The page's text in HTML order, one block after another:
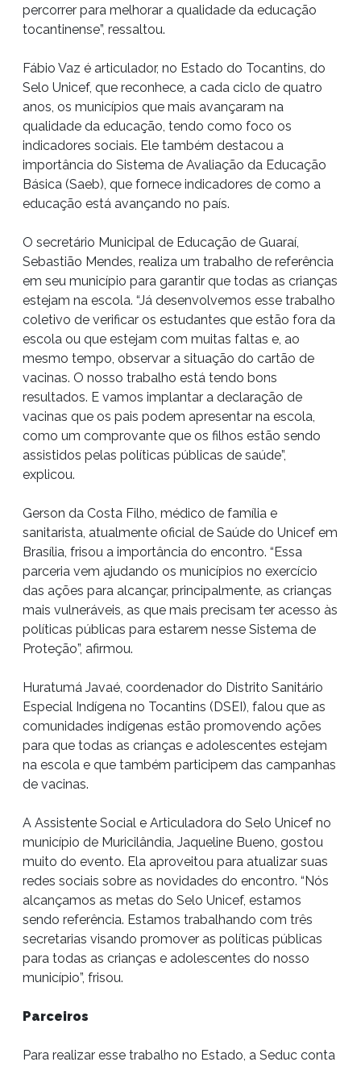
percorrer para melhorar a qualidade da educação
tocantinense”, ressaltou.
Fábio Vaz é articulador, no Estado do Tocantins, do
Selo Unicef, que reconhece, a cada ciclo de quatro
anos, os municípios que mais avançaram na
qualidade da educação, tendo como foco os
indicadores sociais. Ele também destacou a
importância do Sistema de Avaliação da Educação
Básica (Saeb), que fornece indicadores de como a
educação está avançando no país.
O secretário Municipal de Educação de Guaraí,
Sebastião Mendes, realiza um trabalho de referência
em seu município para garantir que todas as crianças
estejam na escola. “Já desenvolvemos esse trabalho
coletivo de verificar os estudantes que estão fora da
escola ou que estejam com muitas faltas e, ao
mesmo tempo, observar a situação do cartão de
vacinas. O nosso trabalho está tendo bons
resultados. E vamos implantar a declaração de
vacinas que os pais podem apresentar na escola,
como um comprovante que os filhos estão sendo
assistidos pelas políticas públicas de saúde”,
explicou.
Gerson da Costa Filho, médico de família e
sanitarista, atualmente oficial de Saúde do Unicef em
Brasília, frisou a importância do encontro. “Essa
parceria vem ajudando os municípios no exercício
das ações para alcançar, principalmente, as crianças
mais vulneráveis, as que mais precisam ter acesso às
políticas públicas para estarem nesse Sistema de
Proteção”, afirmou.
Huratumá Javaé, coordenador do Distrito Sanitário
Especial Indígena no Tocantins (DSEI), falou que as
comunidades indígenas estão promovendo ações
para que todas as crianças e adolescentes estejam
na escola e que também participem das campanhas
de vacinas.
A Assistente Social e Articuladora do Selo Unicef no
município de Muricilândia, Jaqueline Bueno, gostou
muito do evento. Ela aproveitou para atualizar suas
redes sociais sobre as novidades do encontro. “Nós
alcançamos as metas do Selo Unicef, estamos
sendo referência. Estamos trabalhando com três
secretarias visando promover as políticas públicas
para todas as crianças e adolescentes do nosso
município”, frisou.
Parceiros
Para realizar esse trabalho no Estado, a Seduc conta